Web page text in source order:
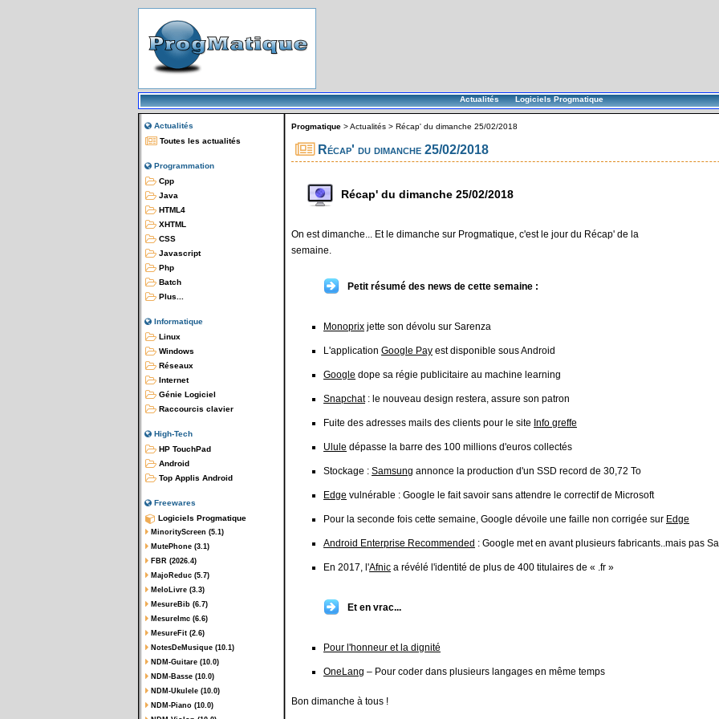
Actualités Logiciels Progmatique
Actualités
Toutes les actualités
Programmation
Cpp
Java
HTML4
XHTML
CSS
Javascript
Php
Batch
Plus...
Informatique
Linux
Windows
Réseaux
Internet
Génie Logiciel
Raccourcis clavier
High-Tech
HP TouchPad
Android
Top Applis Android
Freewares
Logiciels Progmatique
MinorityScreen (5.1)
MutePhone (3.1)
FBR (2026.4)
MajoReduc (5.7)
MeloLivre (3.3)
MesureBib (6.7)
MesureImc (6.6)
MesureFit (2.6)
NotesDeMusique (10.1)
NDM-Guitare (10.0)
NDM-Basse (10.0)
NDM-Ukulele (10.0)
NDM-Piano (10.0)
Progmatique >Actualités > Récap' du dimanche 25/02/2018
Récap' du dimanche 25/02/2018
Récap' du dimanche 25/02/2018
On est dimanche... Et le dimanche sur Progmatique, c'est le jour du Récap' de la
semaine.
Petit résumé des news de cette semaine :
Monoprix jette son dévolu sur Sarenza
L'application Google Pay est disponible sous Android
Google dope sa régie publicitaire au machine learning
Snapchat: le nouveau design restera, assure son patron
Fuite des adresses mails des clients pour le site Info greffe
Ulule dépasse la barre des 100 millions d'euros collectés
Stockage : Samsung annonce la production d'un SSD record de 30,72 To
Edge vulnérable : Google le fait savoir sans attendre le correctif de Microsoft
Pour la seconde fois cette semaine, Google dévoile une faille non corrigée sur Edge
Android Enterprise Recommended : Google met en avant plusieurs fabricants..mais pas
En 2017, l'Afnic a révélé l'identité de plus de 400 titulaires de « .fr »
Et en vrac...
Pour l'honneur et la dignité
OneLang – Pour coder dans plusieurs langages en même temps
Bon dimanche à tous !